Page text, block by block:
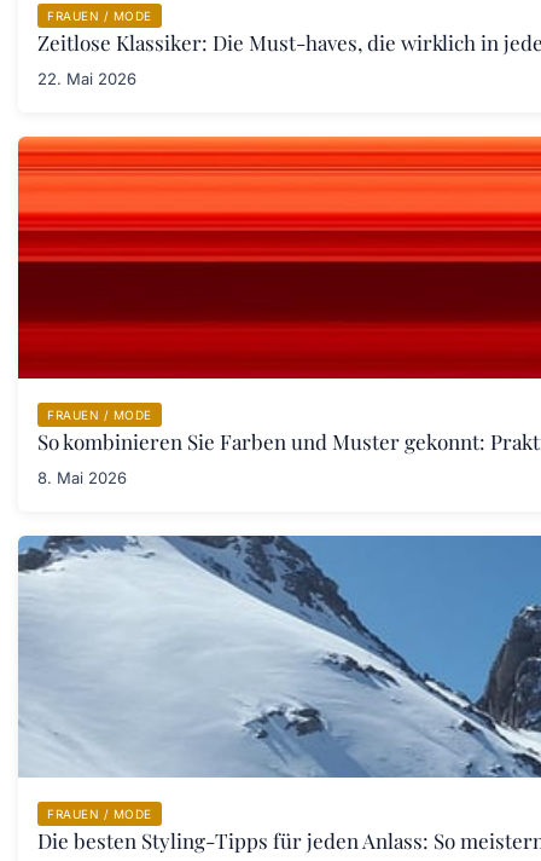
FRAUEN / MODE
Zeitlose Klassiker: Die Must-haves, die wirklich in
22. Mai 2026
FRAUEN / MODE
So kombinieren Sie Farben und Muster gekonnt:
8. Mai 2026
FRAUEN / MODE
Die besten Styling-Tipps für jeden Anlass: So